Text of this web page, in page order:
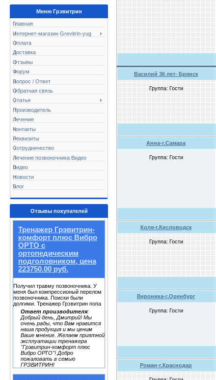
Меню Грэвитрин
Главная
Интернет-магазин Grevitrin-yug
Оплата
Доставка
Отзывы
Форум
Вопрос / Ответ
Обратная связь
Статьи
Производитель
Лечение
Контакты
Реквизиты
Сотрудничество
Лечение позвоночника Видео
Видео
Новости
Блог
Отзывы покупателей
Тренажер Грэвитрин-
комфорт плюс Вибро
ОРТО с
ортопедическим
подголовником, цена
223750.00 руб.
Получил травму позвоночника. У
меня был компрессионый перелом
позвоночника. Поиски были
долгими. Тренажер Грэвитрин попа
Ответ производителя:
Добрый день, Дмитрий! Мы
очень рады, что Вам нравится
наша продукция и мы ценим
Ваше мнение. Желаем приятной
эксплуатации тренажера
"Грэвитрин-комфорт плюс
Вибро ОРТО"! Добро
пожаловать в семью
ГРЭВИТРИН!
Василий 36 лет- Брянск
Группа: Гости
Анна-г.Самара
Группа: Гости
Коля-г.Кисловодск
Группа: Гости
Вероника-г.Оренбург
Группа: Гости
Роман-г.Краснодар